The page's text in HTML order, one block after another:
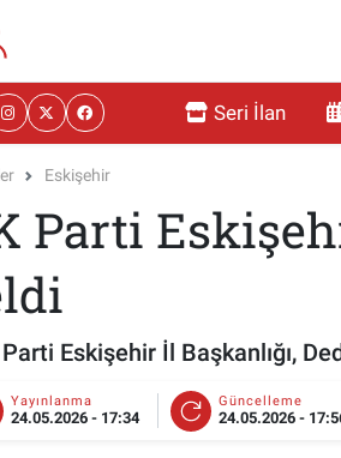
Seri İlan
Eskişehir
Parti
Eskişehir İl Başkanlığı,
Yayınlanma
24.05.2026 - 17:34
Güncelleme
24.05.2026 -
Eczaneler
Vakitleri
Yoğunluk Haritası
Durumu ve Fikstür